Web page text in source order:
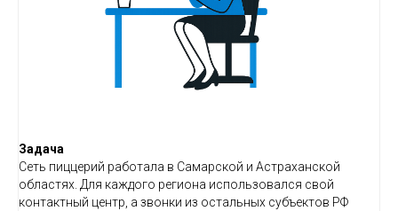
Задача
Сеть пиццерий работала в Самарской и Астраханской
областях. Для каждого региона использовался свой
контактный центр, а звонки из остальных субъектов РФ